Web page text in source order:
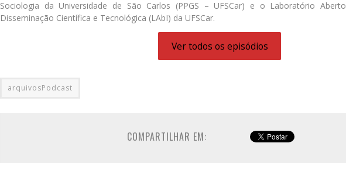
Sociologia da Universidade de São Carlos (PPGS – UFSCar) e o Laboratório
Disseminação Científica e Tecnológica (LAbI) da UFSCar.
Ver todos os episódios
arquivosPodcast
COMPARTILHAR EM: